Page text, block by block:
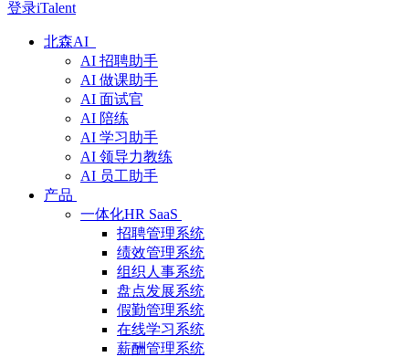
登录iTalent
北森AI
AI 招聘助手
AI 做课助手
AI 面试官
AI 陪练
AI 学习助手
AI 领导力教练
AI 员工助手
产品
一体化HR SaaS
招聘管理系统
绩效管理系统
组织人事系统
盘点发展系统
假勤管理系统
在线学习系统
薪酬管理系统